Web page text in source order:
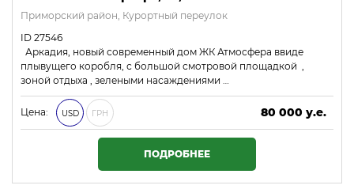
Приморский район, Курортный переулок
ID 27546
Аркадия, новый современный дом ЖК Атмосфера ввиде
плывущего коробля, с большой смотровой площадкой ,
зоной отдыха , зелеными насаждениями …
Цена: USD ГРН
80 000 у.е.
3 440 000 ₴
ПОДРОБНЕЕ